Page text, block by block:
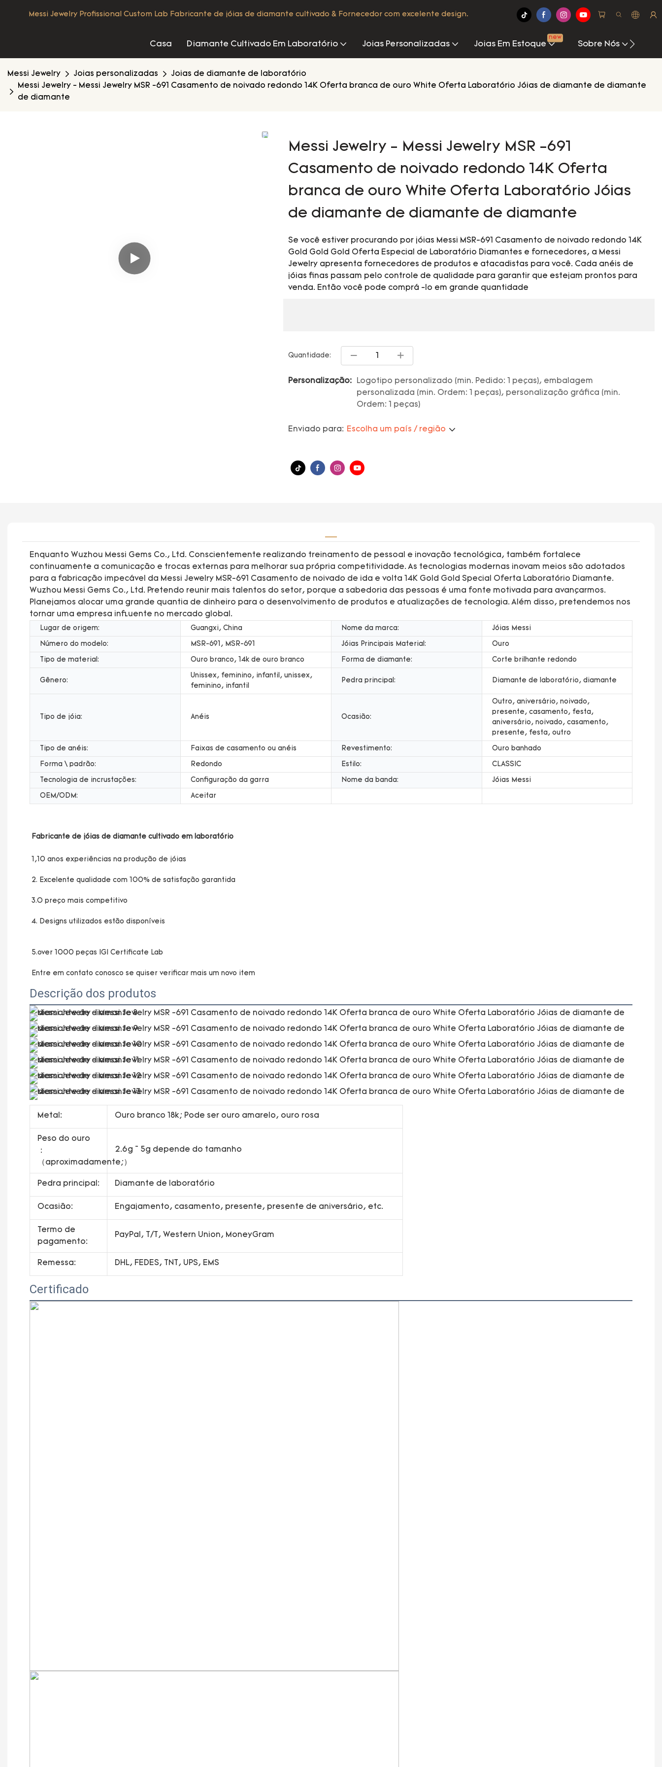
Messi Jewelry Profissional Custom Lab Fabricante de jóias de diamante cultivado & Fornecedor com excelente design.
Casa Diamante Cultivado Em Laboratório Joias Personalizadas Joias Em Estoque
new
Sobre Nós
Messi Jewelry Joias personalizadas
Joias de diamante de laboratório
Messi Jewelry - Messi Jewelry MSR -691 Casamento de noivado redondo 14K Oferta branca de ouro White Oferta Laboratório Jóias de diamante de diamante
de diamante
Messi Jewelry - Messi Jewelry MSR -691
Casamento de noivado redondo 14K Oferta
branca de ouro White Oferta Laboratório Jóias
de diamante de diamante de diamante
Se você estiver procurando por jóias Messi MSR-691 Casamento de noivado redondo 14K
Gold Gold Gold Oferta Especial de Laboratório Diamantes e fornecedores, a Messi
Jewelry apresenta fornecedores de produtos e atacadistas para você. Cada anéis de
jóias finas passam pelo controle de qualidade para garantir que estejam prontos para
venda. Então você pode comprá -lo em grande quantidade
Quantidade:
Personalização:
Logotipo personalizado (min. Pedido: 1 peças), embalagem
personalizada (min. Ordem: 1 peças), personalização gráfica (min.
Ordem: 1 peças)
Enviado para: Escolha um país / região
Enquanto Wuzhou Messi Gems Co., Ltd. Conscientemente realizando treinamento de pessoal e inovação tecnológica, também fortalece
continuamente a comunicação e trocas externas para melhorar sua própria competitividade. As tecnologias modernas inovam meios são adotados
para a fabricação impecável da Messi Jewelry MSR-691 Casamento de noivado de ida e volta 14K Gold Gold Special Oferta Laboratório Diamante.
Wuzhou Messi Gems Co., Ltd. Pretendo reunir mais talentos do setor, porque a sabedoria das pessoas é uma fonte motivada para avançarmos.
Planejamos alocar uma grande quantia de dinheiro para o desenvolvimento de produtos e atualizações de tecnologia. Além disso, pretendemos nos
tornar uma empresa influente no mercado global.
Lugar de origem: Guangxi, China Nome da marca: Jóias Messi
Número do modelo: MSR-691, MSR-691 Jóias Principais Material: Ouro
Tipo de material: Ouro branco, 14k de ouro branco Forma de diamante: Corte brilhante redondo
Gênero:
Unissex, feminino, infantil, unissex,
feminino, infantil
Pedra principal: Diamante de laboratório, diamante
Tipo de jóia: Anéis Ocasião:
Outro, aniversário, noivado,
presente, casamento, festa,
aniversário, noivado, casamento,
presente, festa, outro
Tipo de anéis: Faixas de casamento ou anéis Revestimento: Ouro banhado
Forma \ padrão: Redondo Estilo: CLASSIC
Tecnologia de incrustações: Configuração da garra Nome da banda: Jóias Messi
OEM/ODM: Aceitar
Descrição dos produtos
Metal: Ouro branco 18k; Pode ser ouro amarelo, ouro rosa
Peso do ouro
：
（aproximadamente;）
2.6g ~ 5g depende do tamanho
Pedra principal: Diamante de laboratório
Ocasião: Engajamento, casamento, presente, presente de aniversário, etc.
Termo de
pagamento:
PayPal, T/T, Western Union, MoneyGram
Remessa: DHL, FEDES, TNT, UPS, EMS
Certificado